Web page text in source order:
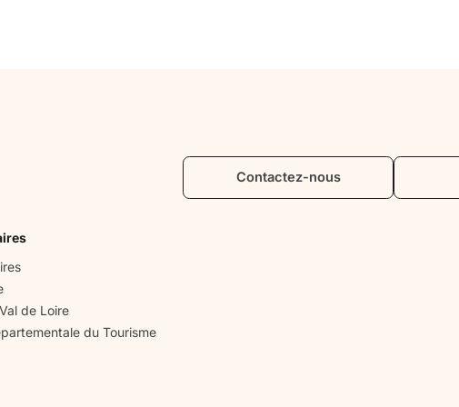
l’essentiel des bâtiments anciens
conservés. Tous les étés le site accueille
une fouille archéologique programmée
Contactez-nous
de Loire
du Tourisme